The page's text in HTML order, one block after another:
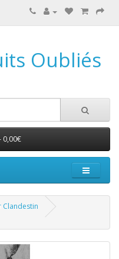
Oubliés
0,00€
Clandestin